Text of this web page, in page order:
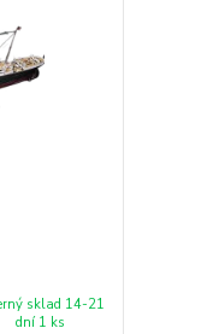
sklad 14-21
dní 1 ks